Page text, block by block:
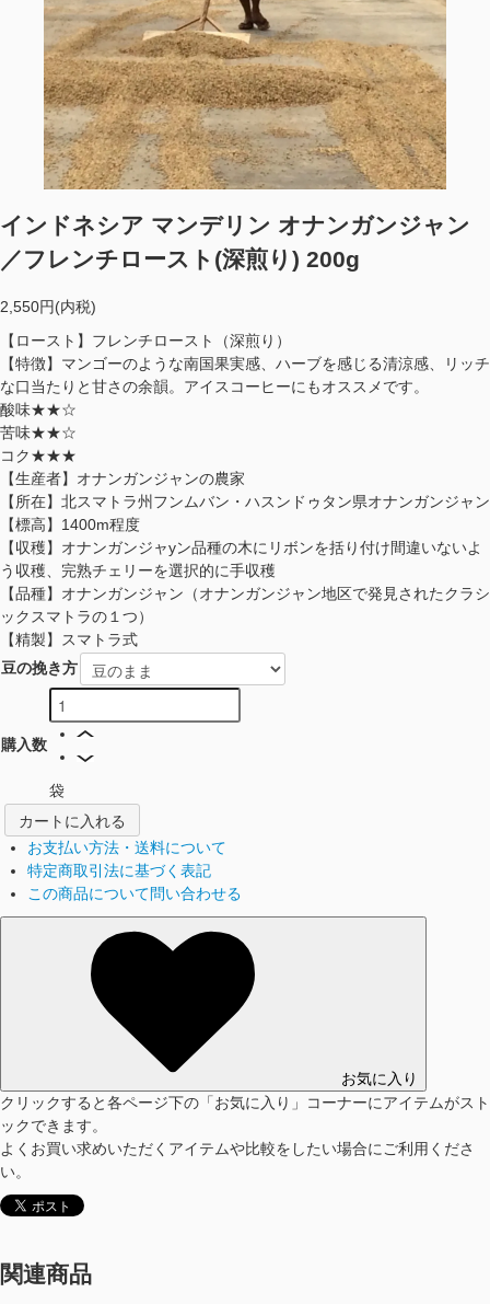
インドネシア マンデリン オナンガンジャン
／フレンチロースト(深煎り) 200g
2,550円(内税)
【ロースト】フレンチロースト（深煎り）
【特徴】マンゴーのような南国果実感、ハーブを感じる清涼感、リッチ
な口当たりと甘さの余韻。アイスコーヒーにもオススメです。
酸味★★☆
苦味★★☆
コク★★★
【生産者】オナンガンジャンの農家
【所在】北スマトラ州フンムバン・ハスンドゥタン県オナンガンジャン
【標高】1400m程度
【収穫】オナンガンジャyン品種の木にリボンを括り付け間違いないよ
う収穫、完熟チェリーを選択的に手収穫
【品種】オナンガンジャン（オナンガンジャン地区で発見されたクラシ
ックスマトラの１つ）
【精製】スマトラ式
豆の挽き方
購入数
袋
カートに入れる
お支払い方法・送料について
特定商取引法に基づく表記
この商品について問い合わせる
お気に入り
クリックすると各ページ下の「お気に入り」コーナーにアイテムがスト
ックできます。
よくお買い求めいただくアイテムや比較をしたい場合にご利用くださ
い。
関連商品